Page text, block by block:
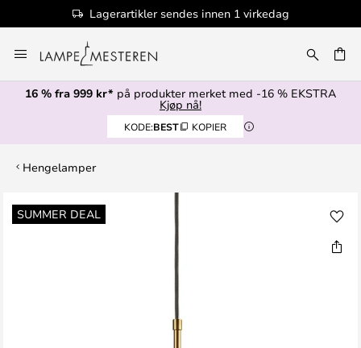
Lagerartikler sendes innen 1 virkedag
til
innhold
16 % fra 999 kr* på produkter merket med -16 % EKSTRA
Kjøp nå!
KODE:BEST KOPIER
Hengelamper
SUMMER DEAL
Gå
til